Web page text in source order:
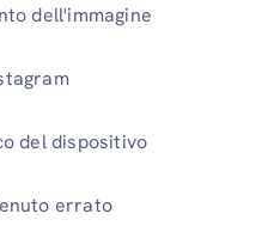
dell'immagine
del dispositivo
errato